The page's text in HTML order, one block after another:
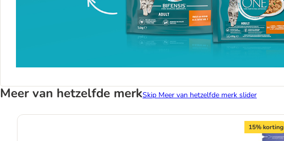
Meer van hetzelfde merkSkip Meer van hetzelfde merk slider
15% korting